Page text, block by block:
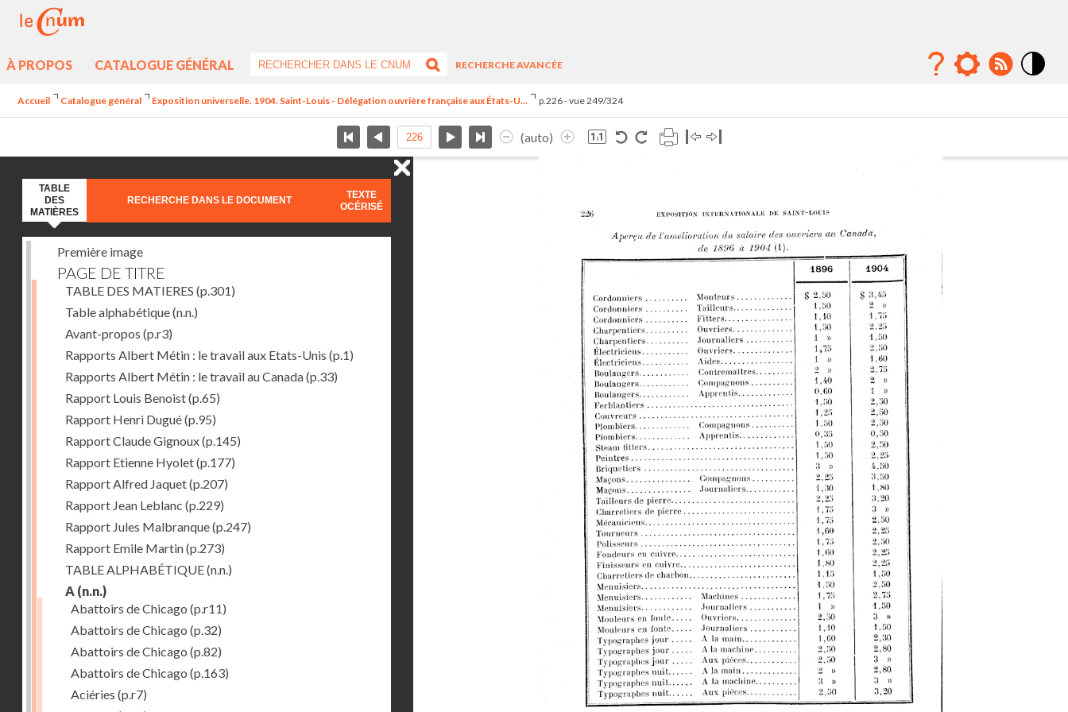
À PROPOS CATALOGUE GÉNÉRAL
RECHERCHE AVANCÉE
Accueil Catalogue général Exposition universelle. 1904. Saint-Louis - Délégation ouvrière française aux États-U... p.226 - vue 249/324
(auto)
TABLE
DES
MATIÈRES
RECHERCHE DANS LE DOCUMENT
TEXTE
OCÉRISÉ
Première image
PAGE DE TITRE
TABLE DES MATIERES (p.301)
Table alphabétique(n.n.)
Avant-propos (p.r3)
Rapports Albert Métin : le travail aux Etats-Unis (p.1)
Rapports Albert Métin : le travail au Canada(p.33)
Rapport Louis Benoist(p.65)
Rapport Henri Dugué(p.95)
Rapport Claude Gignoux(p.145)
Rapport Etienne Hyolet(p.177)
Rapport Alfred Jaquet(p.207)
Rapport Jean Leblanc (p.229)
Rapport Jules Malbranque(p.247)
Rapport Emile Martin(p.273)
TABLE ALPHABÉTIQUE(n.n.)
A (n.n.)
Abattoirs de Chicago (p.r11)
Abattoirs de Chicago (p.32)
Abattoirs de Chicago (p.82)
Abattoirs de Chicago (p.163)
Aciéries (p.r7)